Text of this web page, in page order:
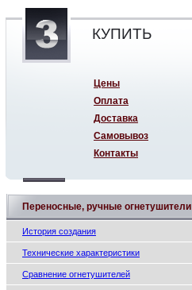
Переносные, ручные огнетушители
История создания
Технические характеристики
Сравнение огнетушителей
КУПИТЬ
Цены
Оплата
Доставка
Самовывоз
Контакты